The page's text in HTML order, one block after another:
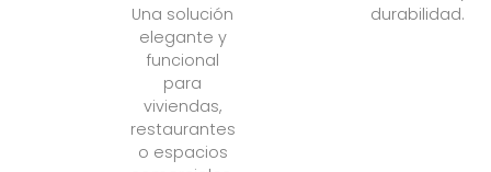
Una solución
elegante y
funcional
para
viviendas,
restaurantes
o espacios
durabilidad.